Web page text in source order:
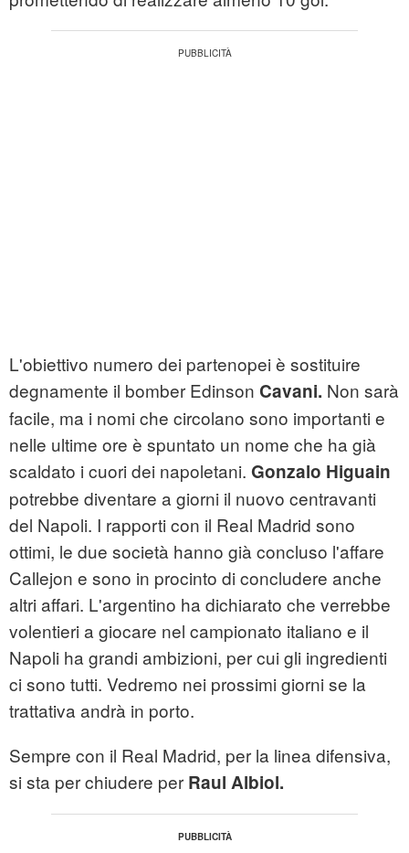
L'obiettivo numero dei partenopei è sostituire
degnamente il bomber Edinson Cavani. Non sarà
facile, ma i nomi che circolano sono importanti e
nelle ultime ore è spuntato un nome che ha già
scaldato i cuori dei napoletani. Gonzalo Higuain
potrebbe diventare a giorni il nuovo centravanti
del Napoli. I rapporti con il Real Madrid sono
ottimi, le due società hanno già concluso l'affare
Callejon e sono in procinto di concludere anche
altri affari. L'argentino ha dichiarato che verrebbe
volentieri a giocare nel campionato italiano e il
Napoli ha grandi ambizioni, per cui gli ingredienti
ci sono tutti. Vedremo nei prossimi giorni se la
trattativa andrà in porto.
Sempre con il Real Madrid, per la linea difensiva,
si sta per chiudere per Raul Albiol.